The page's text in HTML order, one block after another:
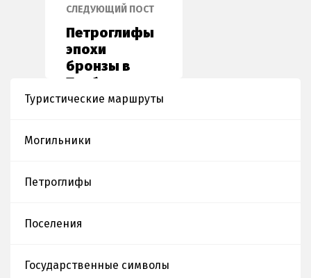
04.09.2021
СЛЕДУЮЩИЙ ПОСТ
Петроглифы
эпохи
бронзы в
Танбалы
Туристические маршруты
Могильники
Петроглифы
Поселения
Государственные символы